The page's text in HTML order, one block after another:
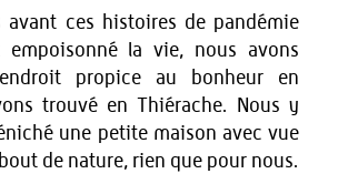
avant ces histoires de pandémie
la vie, nous avons
propice au bonheur en
trouvé en Thiérache. Nous y
une petite maison avec vue
de nature, rien que pour nous.